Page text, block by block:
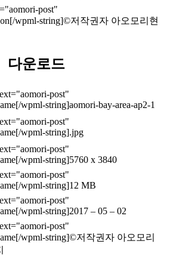
©저작권자 아오모리현
다운로드
aomori-bay-area-ap2-1
.jpg
5760 x 3840
12 MB
2017 – 05 – 02
©저작권자 아오모리